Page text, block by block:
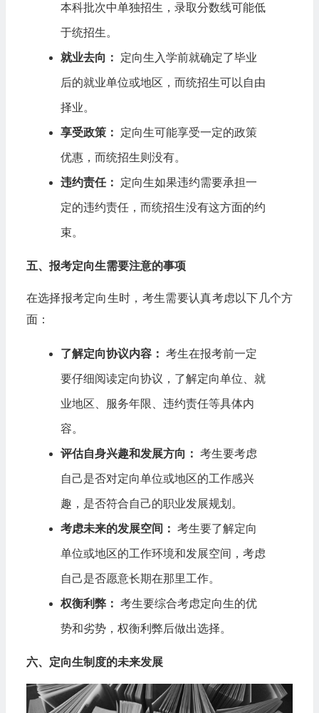
本科批次中单独招生，录取分数线可能低
于统招生。
就业去向： 定向生入学前就确定了毕业
后的就业单位或地区，而统招生可以自由
择业。
享受政策： 定向生可能享受一定的政策
优惠，而统招生则没有。
违约责任： 定向生如果违约需要承担一
定的违约责任，而统招生没有这方面的约
束。
五、报考定向生需要注意的事项
在选择报考定向生时，考生需要认真考虑以下几个方
面：
了解定向协议内容： 考生在报考前一定
要仔细阅读定向协议，了解定向单位、就
业地区、服务年限、违约责任等具体内
容。
评估自身兴趣和发展方向： 考生要考虑
自己是否对定向单位或地区的工作感兴
趣，是否符合自己的职业发展规划。
考虑未来的发展空间： 考生要了解定向
单位或地区的工作环境和发展空间，考虑
自己是否愿意长期在那里工作。
权衡利弊： 考生要综合考虑定向生的优
势和劣势，权衡利弊后做出选择。
六、定向生制度的未来发展